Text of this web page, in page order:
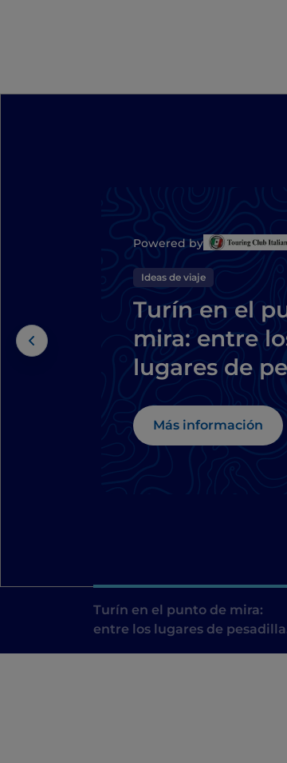
Powered by
Ideas de viaje
Turín en el
mira: entre
lugares de
Más información
Turín en el punto de mira:
entre los lugares de pesadilla